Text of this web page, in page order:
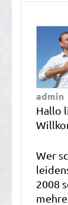
admin
Hallo
Wer
2008